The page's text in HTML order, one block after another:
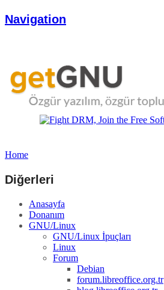
Navigation
Home
Diğerleri
Anasayfa
Donanım
GNU/Linux
GNU/Linux İpuçları
Linux
Forum
Debian
forum.libreoffice.org.tr